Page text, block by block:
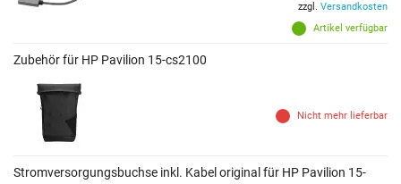
Artikel verfügbar
zzgl. Versandkosten
Zubehör für HP Pavilion 15-cs2100
Nicht mehr lieferbar
Stromversorgungsbuchse inkl. Kabel original für HP Pavilion 15-